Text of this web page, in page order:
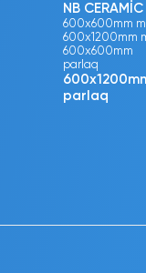
NB CERAMİC
600x600mm
600x1200mm
600x600mm
parlaq
parlaq